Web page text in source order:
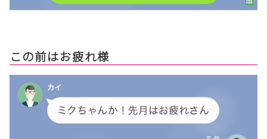
この前はお疲れ様